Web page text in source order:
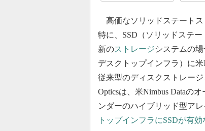
高価なソリッドステート
特に、SSD（ソリッドステ
新のストレージシステムの
デスクトップインフラ）に
従来型のディスクストレー
Opticsは、米Nimbus Dataの
ンダーのハイブリッド型ア
トップインフラにSSDが有効